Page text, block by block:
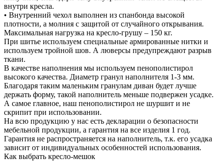
внутри кресла.
• Внутренний чехол выполнен из спанбонда высокой
плотности, а молния с защитой от случайного открывания.
Максимальная нагрузка на кресло-грушу – 150 кг.
При шитье используем специальные армированные нитки и
используем тройной шов. А люверсы предупреждают разрыв
ткани.
В качестве наполнения мы используем пенополистирол
высокого качества. Диаметр гранул наполнителя 1-3 мм.
Благодаря таким маленьким гранулам диван будет лучше
держать форму, такой наполнитель меньше подвержен усадке.
А самое главное, наш пенополистирол не шуршит и не
скрипит при использовании.
На всю продукцию у нас есть декларации о безопасности
мебельной продукции, а гарантия на все изделия 1 год.
Гарантия не распространяется на наполнитель, т.к. его усадка
зависит от индивидуальных особенностей использования.
Как выбрать кресло-мешок